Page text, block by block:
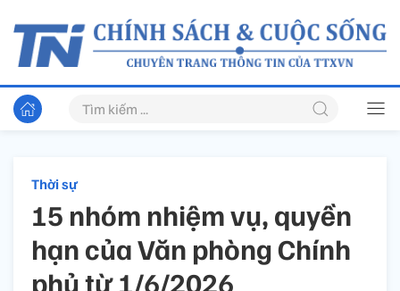
Thời sự
15 nhóm nhiệm vụ, quyền
hạn của Văn phòng Chính
phủ từ 1/6/2026